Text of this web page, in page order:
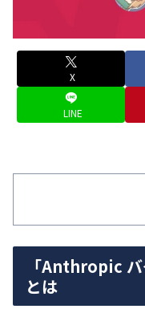
X
LINE
「Anthropic バ
とは